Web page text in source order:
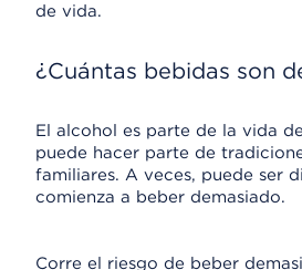
de vida.
¿Cuántas bebidas son
El alcohol es parte de la vida
puede hacer parte de
familiares. A veces, puede ser
comienza a beber demasiado.
Corre el riesgo de beber